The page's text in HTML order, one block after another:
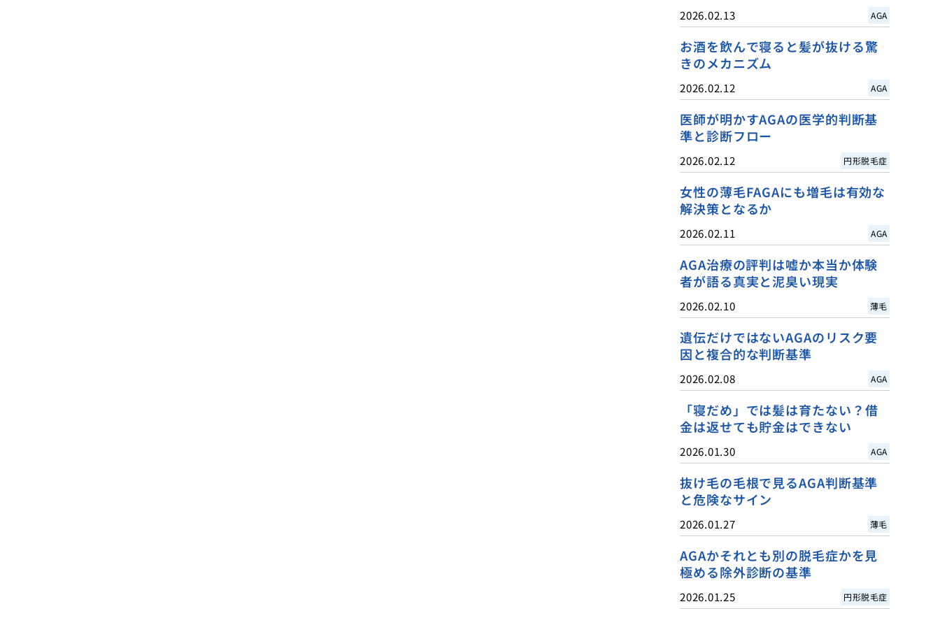
2026.02.13 AGA
お酒を飲んで寝ると髪が抜ける驚
きのメカニズム
2026.02.12 AGA
医師が明かすAGAの医学的判断基
準と診断フロー
2026.02.12 円形脱毛症
女性の薄毛FAGAにも増毛は有効な
解決策となるか
2026.02.11 AGA
AGA治療の評判は嘘か本当か体験
者が語る真実と泥臭い現実
2026.02.10 薄毛
遺伝だけではないAGAのリスク要
因と複合的な判断基準
2026.02.08 AGA
「寝だめ」では髪は育たない？借
金は返せても貯金はできない
2026.01.30 AGA
抜け毛の毛根で見るAGA判断基準
と危険なサイン
2026.01.27 薄毛
AGAかそれとも別の脱毛症かを見
極める除外診断の基準
2026.01.25 円形脱毛症